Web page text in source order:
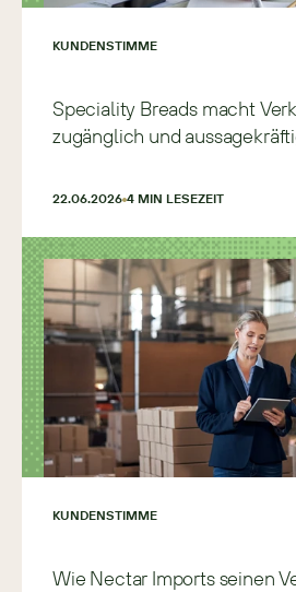
KUNDENSTIMME
Speciality Breads macht
zugänglich und
22.06.2026 4 MIN LESEZEIT
KUNDENSTIMME
Wie Nectar Imports seinen